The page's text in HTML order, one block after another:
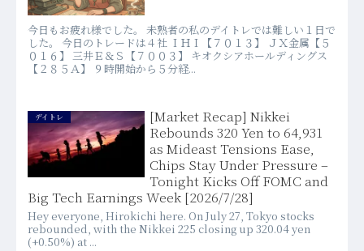
今日もお疲れ様でした。 未熟者の私のデイトレでは難しい１日で
した。 今日のトレードは４社 ＩＨＩ【７０１３】 ＪＸ金属【５
０１６】 三井Ｅ＆Ｓ【７００３】 キオクシアホールディングス
【２８５Ａ】 ９時開始から５分経...
デイトレ
[Market Recap] Nikkei
Rebounds 320 Yen to 64,931
as Mideast Tensions Ease,
Chips Stay Under Pressure –
Tonight Kicks Off FOMC and
Big Tech Earnings Week [2026/7/28]
Hey everyone, Hirokichi here. On July 27, Tokyo stocks
rebounded, with the Nikkei 225 closing up 320.04 yen
(+0.50%) at ...